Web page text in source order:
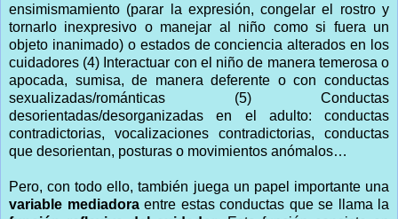
ensimismamiento (parar la expresión, congelar el rostro y
tornarlo inexpresivo o manejar al niño como si fuera un
objeto inanimado) o estados de conciencia alterados en los
cuidadores (4) Interactuar con el niño de manera temerosa o
apocada, sumisa, de manera deferente o con conductas
sexualizadas/románticas (5) Conductas
desorientadas/desorganizadas en el adulto: conductas
contradictorias, vocalizaciones contradictorias, conductas
que desorientan, posturas o movimientos anómalos…
Pero, con todo ello, también juega un papel importante una
variable mediadoraentre estas conductas que se llama la